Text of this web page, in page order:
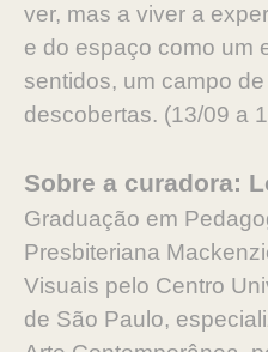
ver, mas a viver a
e do espaço como um
sentidos, um campo
descobertas. (13/09 a
Sobre a curadora:
Graduação em
Presbiteriana
Visuais pelo Centro
de São Paulo,